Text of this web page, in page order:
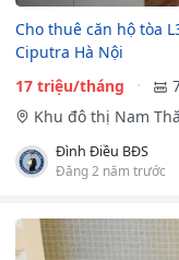
Cho thuê căn hộ tòa
Ciputra Hà Nội
17 triệu/tháng
Khu đô thị Nam
Đình Điều BĐS
Đăng 2 năm trước